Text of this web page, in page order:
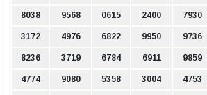
8038 9568 0615 2400 7930
3172 4976 6822 9950 9736
8236 3719 6784 6911 9859
4774 9080 5358 3004 4753